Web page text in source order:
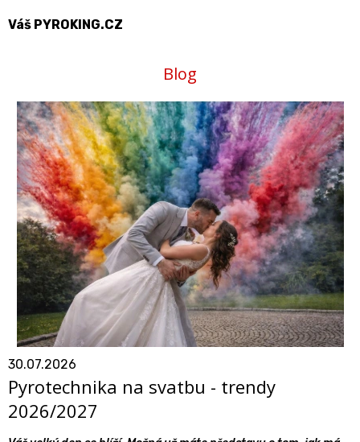
Váš PYROKING.CZ
Blog
30.07.2026
Pyrotechnika na svatbu - trendy
2026/2027